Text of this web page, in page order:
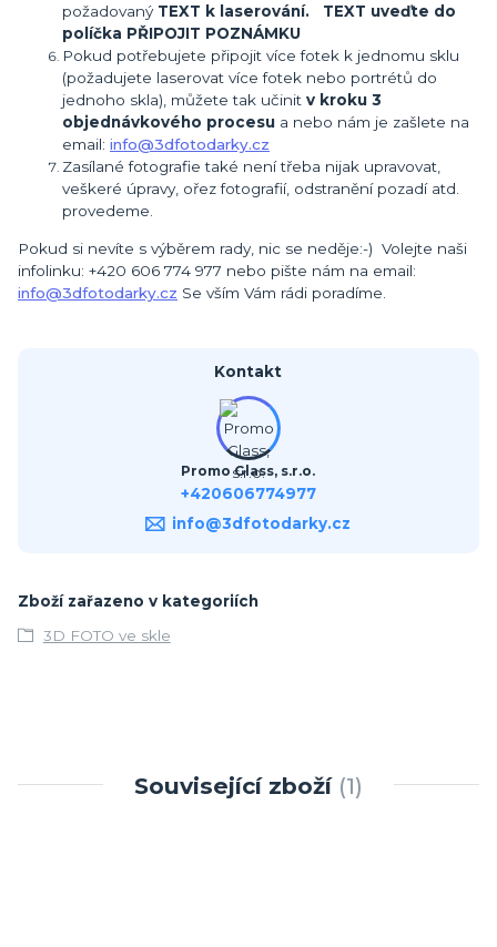
požadovaný TEXT k laserování. TEXT uveďte do
políčka PŘIPOJIT POZNÁMKU
Pokud potřebujete připojit více fotek k jednomu sklu
(požadujete laserovat více fotek nebo portrétů do
jednoho skla), můžete tak učinit v kroku 3
objednávkového procesu a nebo nám je zašlete na
email: info@3dfotodarky.cz
Zasílané fotografie také není třeba nijak upravovat,
veškeré úpravy, ořez fotografií, odstranění pozadí atd.
provedeme.
Pokud si nevíte s výběrem rady, nic se neděje:-) Volejte naši
infolinku: +420 606 774 977 nebo pište nám na email:
info@3dfotodarky.cz Se vším Vám rádi poradíme.
Kontakt
Promo Glass, s.r.o.
+420606774977
info@3dfotodarky.cz
Zboží zařazeno v kategoriích
3D FOTO ve skle
Související zboží 1